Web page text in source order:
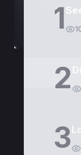
1
2
3